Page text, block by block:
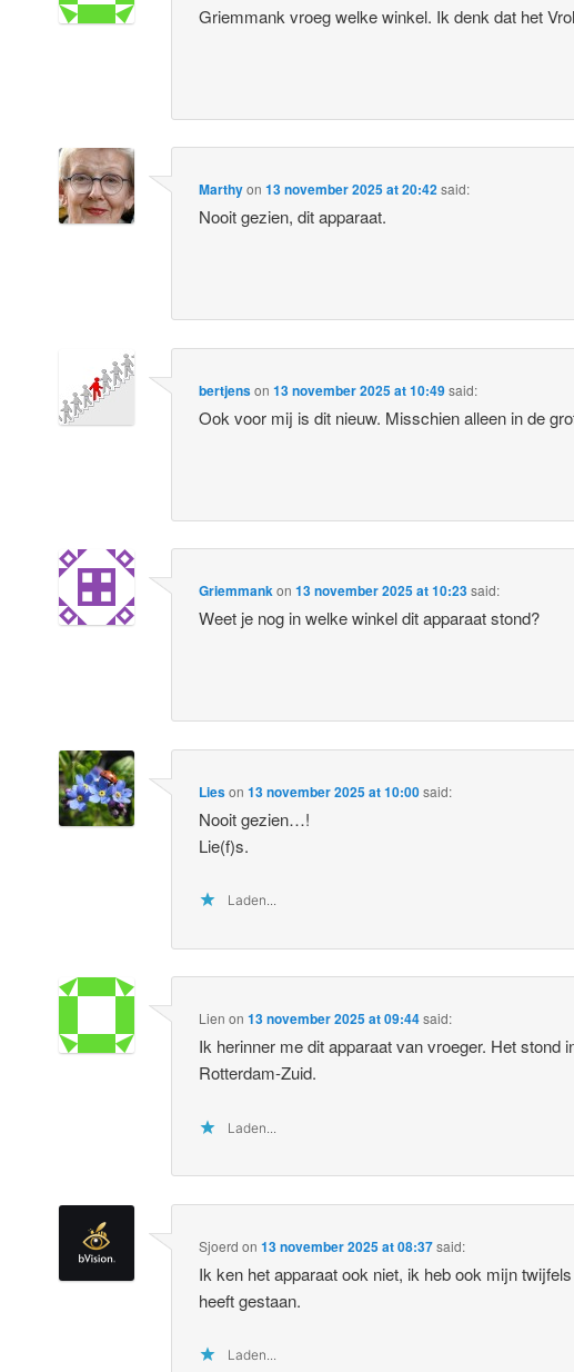
Griemmank vroeg welke winkel. Ik denk dat het
Marthyon13 november 2025 at 20:42said:
Nooit gezien, dit apparaat.
bertjenson13 november 2025 at 10:49said:
Ook voor mij is dit nieuw. Misschien alleen in de
Griemmankon13 november 2025 at 10:23said:
Weet je nog in welke winkel dit apparaat stond?
Lieson13 november 2025 at 10:00said:
Nooit gezien…!
Lie(f)s.
Laden...
Lien on13 november 2025 at 09:44said:
Ik herinner me dit apparaat van vroeger. Het stond
Rotterdam-Zuid.
Laden...
Sjoerd on13 november 2025 at 08:37said:
Ik ken het apparaat ook niet, ik heb ook mijn
heeft gestaan.
Laden...